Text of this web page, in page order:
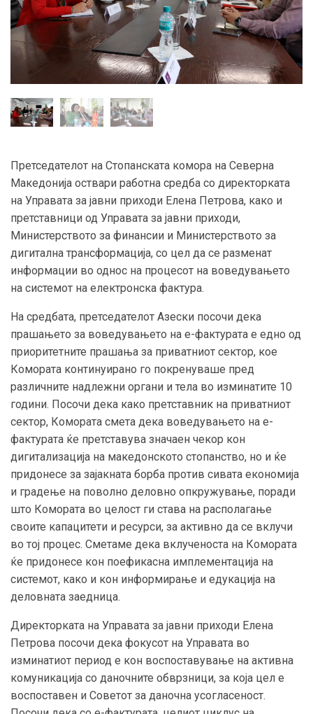
Претседателот на Стопанската комора на Северна
Македонија оствари работна средба со директорката
на Управата за јавни приходи Елена Петрова, како и
претставници од Управата за јавни приходи,
Министерството за финансии и Министерството за
дигитална трансформација, со цел да се разменат
информации во однос на процесот на воведувањето
на системот на електронска фактура.
На средбата, претседателот Азески посочи дека
прашањето за воведувањето на е-фактурата е едно од
приоритетните прашања за приватниот сектор, кое
Комората континуирано го покренуваше пред
различните надлежни органи и тела во изминатите 10
години. Посочи дека како претставник на приватниот
сектор, Комората смета дека воведувањето на е-
фактурата ќе претставува значаен чекор кон
дигитализација на македонското стопанство, но и ќе
придонесе за зајакната борба против сивата економија
и градење на поволно деловно опкружување, поради
што Комората во целост ги става на располагање
своите капацитети и ресурси, за активно да се вклучи
во тој процес. Сметаме дека вклученоста на Комората
ќе придонесе кон поефикасна имплементација на
системот, како и кон информирање и едукација на
деловната заедница.
Директорката на Управата за јавни приходи Елена
Петрова посочи дека фокусот на Управата во
изминатиот период е кон воспоставување на активна
комуникација со даночните обврзници, за која цел е
воспоставен и Советот за даночна усогласеност.